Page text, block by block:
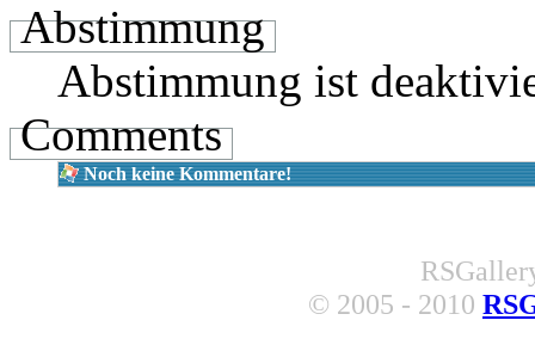
Abstimmung
Abstimmung ist
Comments
Noch keine Kommentare!
© 2005 - 2010